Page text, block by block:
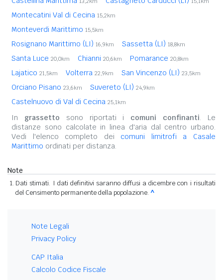
Montecatini Val di Cecina 15,2km
Monteverdi Marittimo 15,5km
Rosignano Marittimo (LI) 16,9km Sassetta (LI) 18,8km
Santa Luce 20,0km Chianni 20,6km Pomarance 20,8km
Lajatico 21,5km Volterra 22,9km San Vincenzo (LI) 23,5km
Orciano Pisano 23,6km Suvereto (LI) 24,9km
Castelnuovo di Val di Cecina 25,1km
In grassetto sono riportati i comuni confinanti. Le
distanze sono calcolate in linea d'aria dal centro urbano.
Vedi l'elenco completo dei comuni limitrofi a Casale
Marittimo ordinati per distanza.
Note
Dati stimati. I dati definitivi saranno diffusi a dicembre con i risultati
del Censimento permanente della popolazione. ^
Note Legali
Privacy Policy
CAP Italia
Calcolo Codice Fiscale